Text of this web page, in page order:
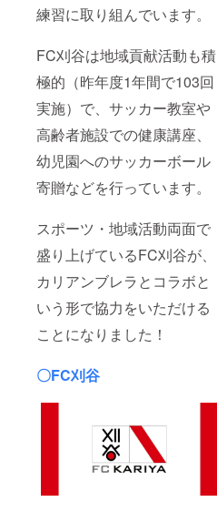
練習に取り組んでいます。
FC刈谷は地域貢献活動も積
極的（昨年度1年間で103回
実施）で、サッカー教室や
高齢者施設での健康講座、
幼児園へのサッカーボール
寄贈などを行っています。
スポーツ・地域活動両面で
盛り上げているFC刈谷が、
カリアンブレラとコラボと
いう形で協力をいただける
ことになりました！
〇FC刈谷